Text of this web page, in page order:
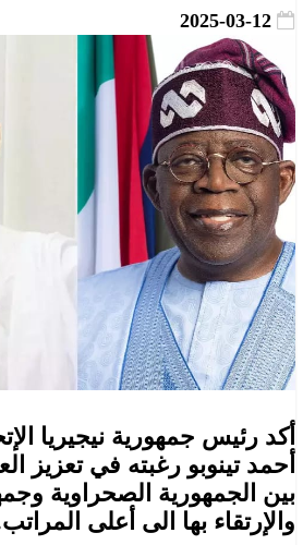
2025-03-12
أكد رئيس جمهورية نيجيريا
أحمد تينوبو رغبته في تعزيز
بين الجمهورية الصحراوية
والإرتقاء بها الى أعلى